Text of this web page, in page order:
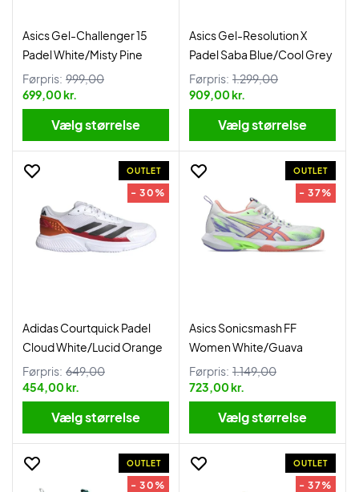
Asics Gel-Challenger 15
Padel White/Misty Pine
Førpris: 999,00
699,00 kr.
Vælg størrelse
Asics Gel-Resolution X
Padel Saba Blue/Cool Grey
Førpris: 1.299,00
909,00 kr.
Vælg størrelse
OUTLET
- 30%
Adidas Courtquick Padel
Cloud White/Lucid Orange
Førpris: 649,00
454,00 kr.
Vælg størrelse
OUTLET
- 37%
Asics Sonicsmash FF
Women White/Guava
Førpris: 1.149,00
723,00 kr.
Vælg størrelse
OUTLET
- 30%
OUTLET
- 37%